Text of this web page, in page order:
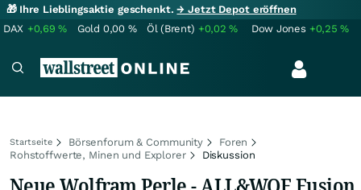
🎁 Ihre Lieblingsaktie geschenkt.→ Jetzt Depot eröffnen
DAX +0,69% Gold 0,00 % Öl (Brent) +0,02% Dow Jones +0,25%
Startseite Börsenforum & Community
Foren
Rohstoffwerte, Minen und Explorer
Diskussion